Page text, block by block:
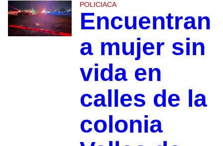
POLICIACA
Encuentran
a mujer sin
vida en
calles de la
colonia